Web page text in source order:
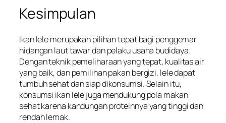
Kesimpulan
Ikan lele merupakan pilihan tepat bagi penggemar
hidangan laut tawar dan pelaku usaha budidaya.
Dengan teknik pemeliharaan yang tepat, kualitas air
yang baik, dan pemilihan pakan bergizi, lele dapat
tumbuh sehat dan siap dikonsumsi. Selain itu,
konsumsi ikan lele juga mendukung pola makan
sehat karena kandungan proteinnya yang tinggi dan
rendah lemak.